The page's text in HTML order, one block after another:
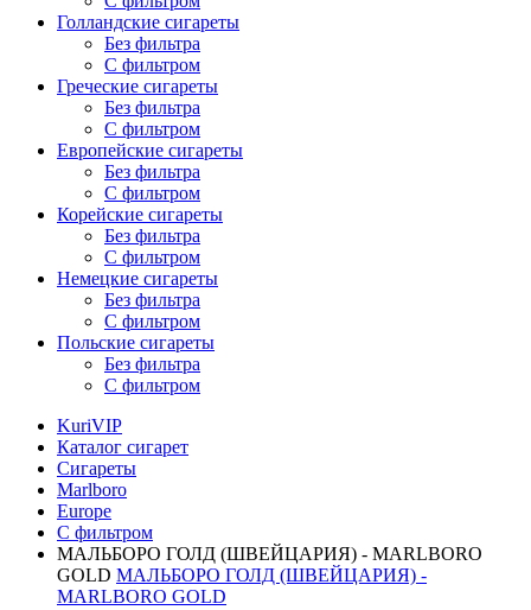
Голландские сигареты
Без фильтра
С фильтром
Греческие сигареты
Без фильтра
С фильтром
Европейские сигареты
Без фильтра
С фильтром
Корейские сигареты
Без фильтра
С фильтром
Немецкие сигареты
Без фильтра
С фильтром
Польские сигареты
Без фильтра
С фильтром
KuriVIP
Каталог сигарет
Сигареты
Marlboro
Europe
С фильтром
МАЛЬБОРО ГОЛД (ШВЕЙЦАРИЯ) - MARLBORO
GOLD МАЛЬБОРО ГОЛД (ШВЕЙЦАРИЯ) -
MARLBORO GOLD